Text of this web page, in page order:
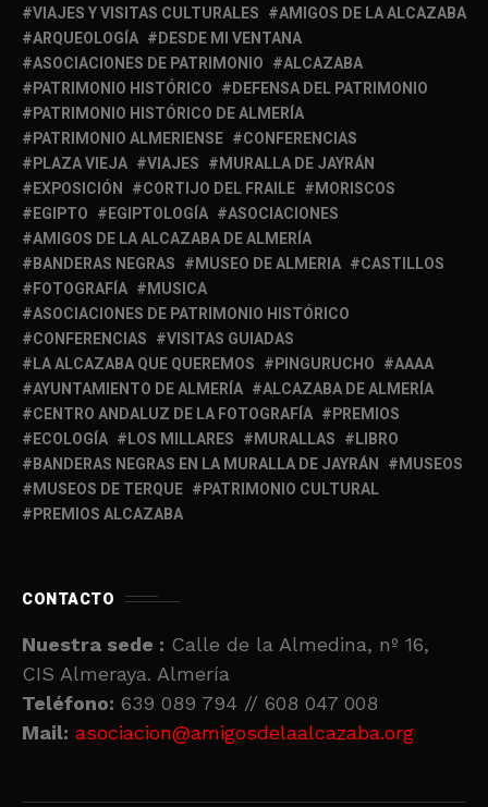
VIAJES Y VISITAS CULTURALES
AMIGOS DE LA ALCAZABA
ARQUEOLOGÍA
DESDE MI VENTANA
ASOCIACIONES DE PATRIMONIO
ALCAZABA
PATRIMONIO HISTÓRICO
DEFENSA DEL PATRIMONIO
PATRIMONIO HISTÓRICO DE ALMERÍA
PATRIMONIO ALMERIENSE
CONFERENCIAS
PLAZA VIEJA
VIAJES
MURALLA DE JAYRÁN
EXPOSICIÓN
CORTIJO DEL FRAILE
MORISCOS
EGIPTO
EGIPTOLOGÍA
ASOCIACIONES
AMIGOS DE LA ALCAZABA DE ALMERÍA
BANDERAS NEGRAS
MUSEO DE ALMERIA
CASTILLOS
FOTOGRAFÍA
MUSICA
ASOCIACIONES DE PATRIMONIO HISTÓRICO
CONFERENCIAS
VISITAS GUIADAS
LA ALCAZABA QUE QUEREMOS
PINGURUCHO
AAAA
AYUNTAMIENTO DE ALMERÍA
ALCAZABA DE ALMERÍA
CENTRO ANDALUZ DE LA FOTOGRAFÍA
PREMIOS
ECOLOGÍA
LOS MILLARES MURALLAS
LIBRO
BANDERAS NEGRAS EN LA MURALLA DE JAYRÁN
MUSEOS
MUSEOS DE TERQUE
PATRIMONIO CULTURAL
PREMIOS ALCAZABA
CONTACTO
Nuestra sede : Calle de la Almedina, nº 16,
CIS Almeraya. Almería
Teléfono: 639 089 794 // 608 047 008
Mail: asociacion@amigosdelaalcazaba.org